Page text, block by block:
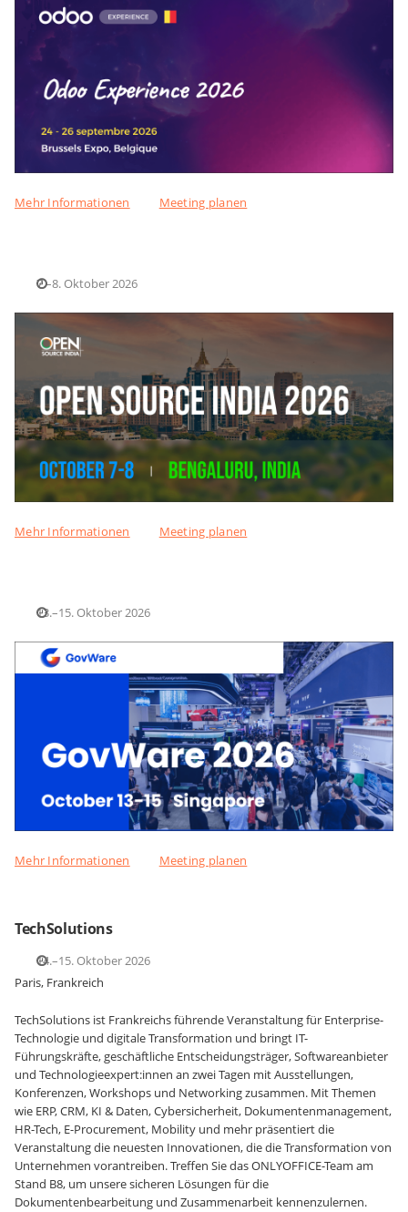
Mehr Informationen Meeting planen
7.–8. Oktober 2026
Mehr Informationen Meeting planen
13.–15. Oktober 2026
Mehr Informationen Meeting planen
TechSolutions
14.–15. Oktober 2026
Paris, Frankreich
TechSolutions ist Frankreichs führende Veranstaltung für Enterprise-
Technologie und digitale Transformation und bringt IT-
Führungskräfte, geschäftliche Entscheidungsträger, Softwareanbieter
und Technologieexpert:innen an zwei Tagen mit Ausstellungen,
Konferenzen, Workshops und Networking zusammen. Mit Themen
wie ERP, CRM, KI & Daten, Cybersicherheit, Dokumentenmanagement,
HR-Tech, E-Procurement, Mobility und mehr präsentiert die
Veranstaltung die neuesten Innovationen, die die Transformation von
Unternehmen vorantreiben. Treffen Sie das ONLYOFFICE-Team am
Stand B8, um unsere sicheren Lösungen für die
Dokumentenbearbeitung und Zusammenarbeit kennenzulernen.